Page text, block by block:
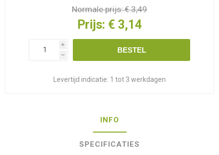
Normale prijs:€ 3,49
Prijs: € 3,14
i
h
BESTEL
Levertijd indicatie: 1 tot 3 werkdagen
INFO
SPECIFICATIES